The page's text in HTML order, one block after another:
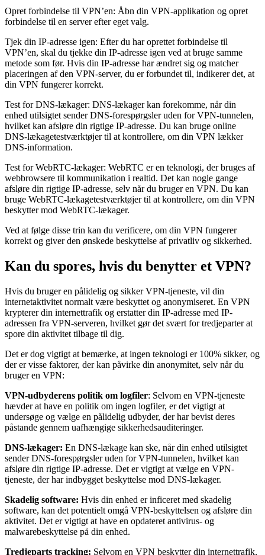
Opret forbindelse til VPN’en: Åbn din VPN-applikation og opret
forbindelse til en server efter eget valg.
Tjek din IP-adresse igen: Efter du har oprettet forbindelse til
VPN’en, skal du tjekke din IP-adresse igen ved at bruge samme
metode som før. Hvis din IP-adresse har ændret sig og matcher
placeringen af den VPN-server, du er forbundet til, indikerer det, at
din VPN fungerer korrekt.
Test for DNS-lækager: DNS-lækager kan forekomme, når din
enhed utilsigtet sender DNS-forespørgsler uden for VPN-tunnelen,
hvilket kan afsløre din rigtige IP-adresse. Du kan bruge online
DNS-lækagetestværktøjer til at kontrollere, om din VPN lækker
DNS-information.
Test for WebRTC-lækager: WebRTC er en teknologi, der bruges af
webbrowsere til kommunikation i realtid. Det kan nogle gange
afsløre din rigtige IP-adresse, selv når du bruger en VPN. Du kan
bruge WebRTC-lækagetestværktøjer til at kontrollere, om din VPN
beskytter mod WebRTC-lækager.
Ved at følge disse trin kan du verificere, om din VPN fungerer
korrekt og giver den ønskede beskyttelse af privatliv og sikkerhed.
Kan du spores, hvis du benytter et VPN?
Hvis du bruger en pålidelig og sikker VPN-tjeneste, vil din
internetaktivitet normalt være beskyttet og anonymiseret. En VPN
krypterer din internettrafik og erstatter din IP-adresse med IP-
adressen fra VPN-serveren, hvilket gør det svært for tredjeparter at
spore din aktivitet tilbage til dig.
Det er dog vigtigt at bemærke, at ingen teknologi er 100% sikker, og
der er visse faktorer, der kan påvirke din anonymitet, selv når du
bruger en VPN:
VPN-udbyderens politik om logfiler: Selvom en VPN-tjeneste
hævder at have en politik om ingen logfiler, er det vigtigt at
undersøge og vælge en pålidelig udbyder, der har bevist deres
påstande gennem uafhængige sikkerhedsauditeringer.
DNS-lækager: En DNS-lækage kan ske, når din enhed utilsigtet
sender DNS-forespørgsler uden for VPN-tunnelen, hvilket kan
afsløre din rigtige IP-adresse. Det er vigtigt at vælge en VPN-
tjeneste, der har indbygget beskyttelse mod DNS-lækager.
Skadelig software: Hvis din enhed er inficeret med skadelig
software, kan det potentielt omgå VPN-beskyttelsen og afsløre din
aktivitet. Det er vigtigt at have en opdateret antivirus- og
malwarebeskyttelse på din enhed.
Tredjeparts tracking: Selvom en VPN beskytter din internettrafik,